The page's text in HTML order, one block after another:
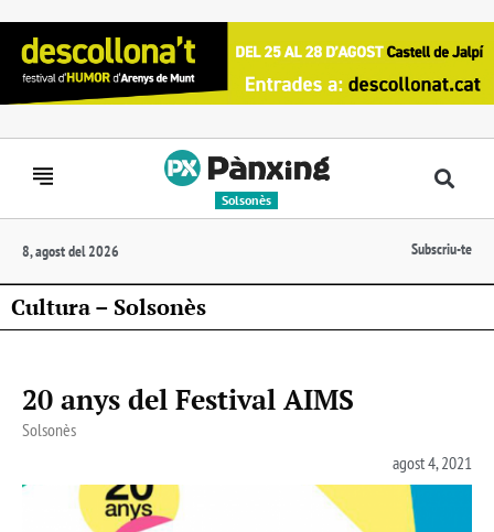
Solsonès
8, agost del 2026 Subscriu-te
Cultura – Solsonès
20 anys del Festival AIMS
Solsonès
agost 4, 2021